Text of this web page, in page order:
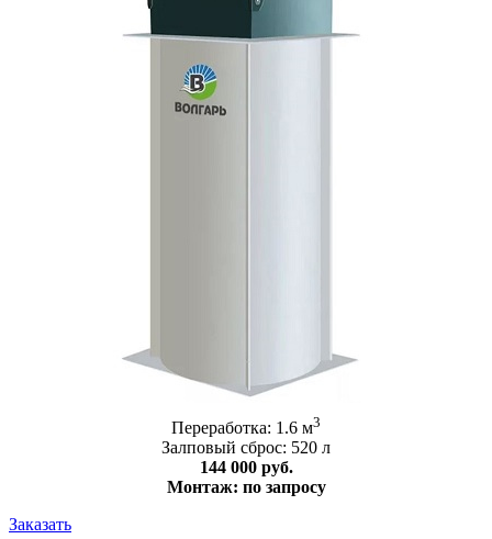
Переработка: 1.6 м3
Залповый сброс: 520 л
144 000 руб.
Монтаж: по запросу
Заказать